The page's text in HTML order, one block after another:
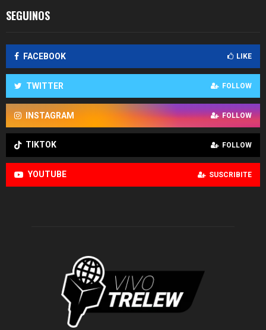
SEGUINOS
FACEBOOK LIKE
TWITTER FOLLOW
INSTAGRAM FOLLOW
TIKTOK FOLLOW
YOUTUBE SUSCRIBITE